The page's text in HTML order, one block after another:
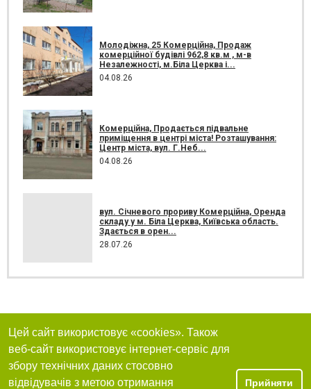
Молодіжна, 25 Комерційна, Продаж
комерційної будівлі 962,8 кв.м , м-в
Незалежності, м.Біла Церква і...
04.08.26
Комерційна, Продається підвальне
приміщення в центрі міста! Розташування:
Центр міста, вул. Г.Неб...
04.08.26
вул. Січневого прориву Комерційна, Оренда
складу у м. Біла Церква, Київська область.
Здається в орен...
28.07.26
Цей сайт використовує «cookies». Також
веб-сайт використовує інтернет-сервіс для
збору технічних даних стосовно
відвідувачів з метою отримання
Прийняти